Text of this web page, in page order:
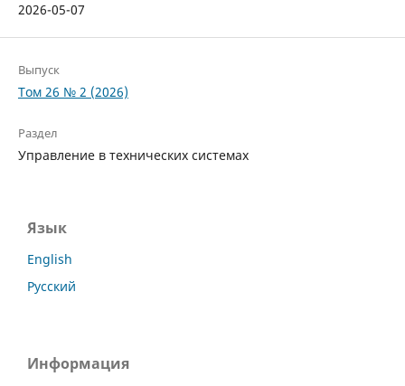
2026-05-07
Выпуск
Том 26 № 2 (2026)
Раздел
Управление в технических системах
Язык
English
Русский
Информация